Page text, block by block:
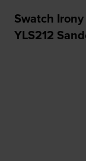
Swatch
YLS212